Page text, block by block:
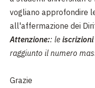
vogliano approfondire
all'affermazione dei
Attenzione:: le iscrizioni
raggiunto il numero
Grazie